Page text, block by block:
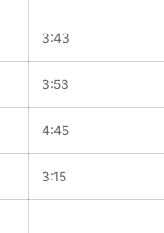
3:43
3:53
4:45
3:15